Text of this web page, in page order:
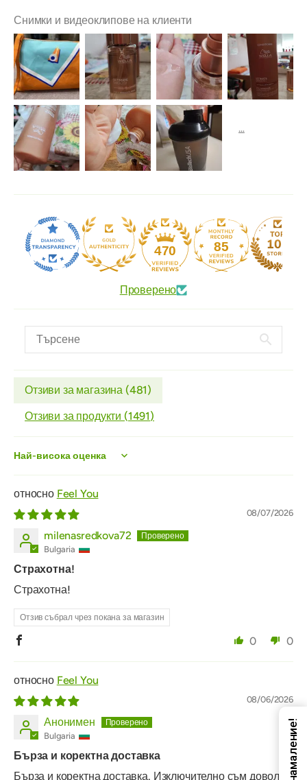
Снимки и видеоклипове на клиенти
470 85
Проверено
Отзиви за магазина (481)
Отзиви за продукти (1491)
Sort by
Feel You
08/07/2026
milenasredkova72
Bulgaria
Страхотна!
Страхотна!
Отзив събрал чрез покана за магазин
0 0
Feel You
08/06/2026
Анонимен
Bulgaria
Бърза и коректна доставка
Бърза и коректна доставка. Изключително съм доволна